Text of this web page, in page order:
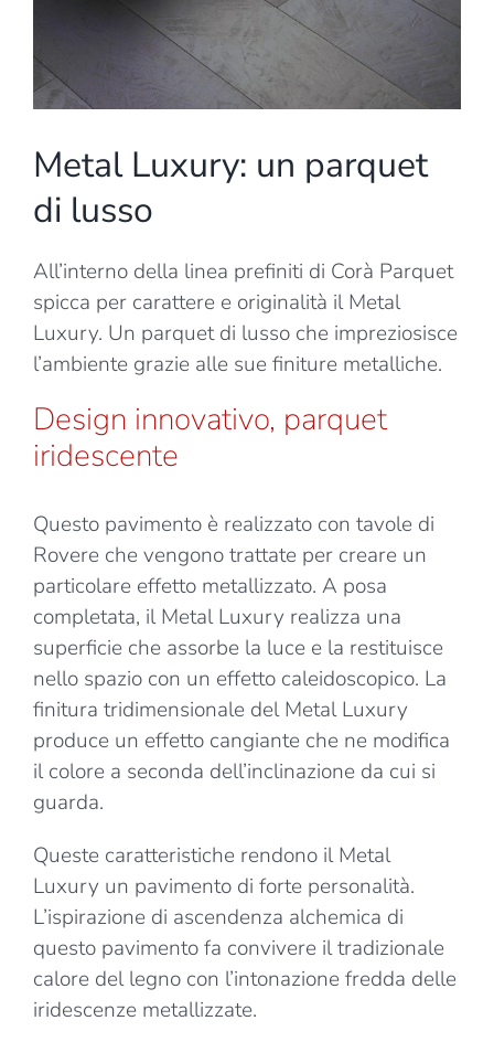
Metal Luxury: un parquet
di lusso
All’interno della linea prefiniti di Corà Parquet
spicca per carattere e originalità il Metal
Luxury. Un parquet di lusso che impreziosisce
l’ambiente grazie alle sue finiture metalliche.
Design innovativo, parquet
iridescente
Questo pavimento è realizzato con tavole di
Rovere che vengono trattate per creare un
particolare effetto metallizzato. A posa
completata, il Metal Luxury realizza una
superficie che assorbe la luce e la restituisce
nello spazio con un effetto caleidoscopico. La
finitura tridimensionale del Metal Luxury
produce un effetto cangiante che ne modifica
il colore a seconda dell’inclinazione da cui si
guarda.
Queste caratteristiche rendono il Metal
Luxury un pavimento di forte personalità.
L’ispirazione di ascendenza alchemica di
questo pavimento fa convivere il tradizionale
calore del legno con l’intonazione fredda delle
iridescenze metallizzate.